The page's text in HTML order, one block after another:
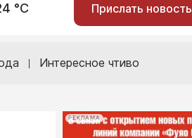
°С Прислать новость
Интересное чтиво
РЕКЛАМА